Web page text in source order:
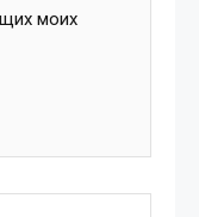
моих